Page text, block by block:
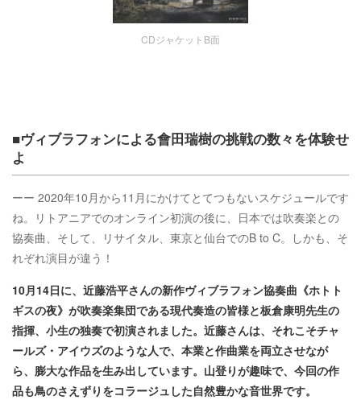
CDジャケットB面
■ヴィブラフォンによる會田瑞樹の挑戦の数々を体験せ
よ
ーー 2020年10月から11月にかけてとてつもないスケジュールです
ね。リトアニアでのオンライン初演の後に、日本では吹奏楽との
協奏曲、そして、リサイタル、東京と仙台でのB to C。しかも、そ
れぞれ演目が違う！
10月14日に、近藤浩平さんの新作ヴィブラフォン協奏曲《ホトト
ギスの夜》が吹奏楽集団である現代奏造の皆様と板倉康明先生の
指揮、小生の独奏で初演されました。近藤さんは、それこそチャ
ールズ・アイウズのような人で、本業と作曲業を両立させなが
ら、膨大な作品を生み出しています。山登りが趣味で、今回の作
品も鳥のさえずりをコラージュした自然豊かな音世界です。